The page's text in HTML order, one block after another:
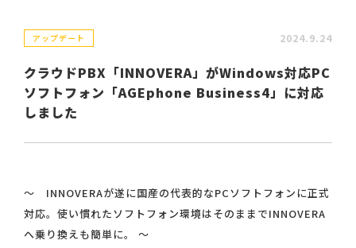
アップデート 2024.9.24
クラウドPBX「INNOVERA」がWindows対応PC
ソフトフォン「AGEphone Business4」に対応
しました
〜 INNOVERAが遂に国産の代表的なPCソフトフォンに正式
対応。使い慣れたソフトフォン環境はそのままでINNOVERA
へ乗り換えも簡単に。 〜